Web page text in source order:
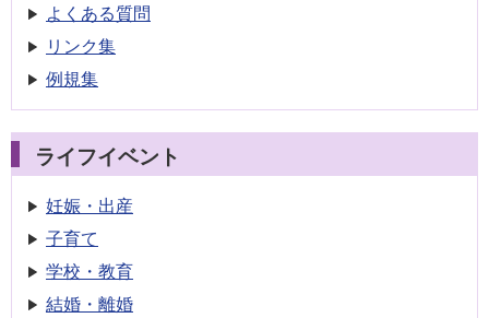
よくある質問
リンク集
例規集
ライフイベント
妊娠・出産
子育て
学校・教育
結婚・離婚